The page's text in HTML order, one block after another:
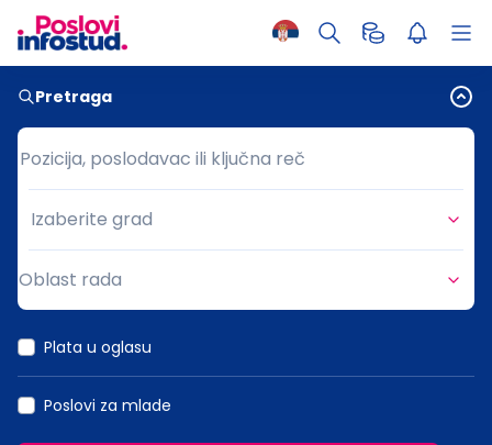
Pretraga
Pozicija, poslodavac ili ključna reč
Pozicija, poslodavac ili ključna reč
Grad
Izaberite grad
Oblast rada
Plata u oglasu
Poslovi za mlade